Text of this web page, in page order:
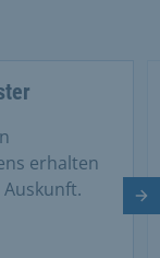
erhalten